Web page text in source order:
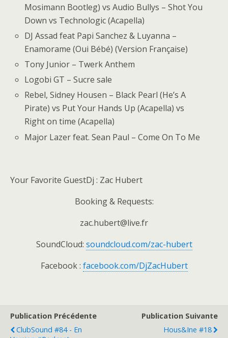
Mosimann Bootleg) vs Audio Bullys – Shot You
Down vs Technologic (Acapella)
DJ Assad feat Papi Sanchez & Luyanna –
Enamorame (Oui Bébé) (Version Française)
Tony Junior – Twerk Anthem
Logobi GT – Sucre sale
Rebel, Sidney Housen – Black Pearl (He’s A
Pirate) vs Put Your Hands Up (Acapella) vs
Right on time (Acapella)
Major Lazer feat. Sean Paul – Come On To Me
Your Favorite GuestDj : Zac Hubert
Booking & Requests:
zac.hubert@live.fr
SoundCloud: soundcloud.com/zac-hubert
Facebook : facebook.com/DjZacHubert
Publication Précédente
ClubSound #84 - En
Publication Suivante
Hous&ine #18